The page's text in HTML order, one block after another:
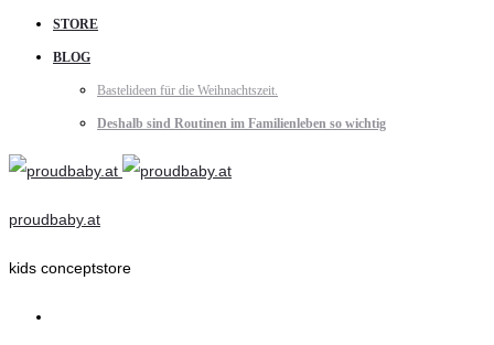
STORE
BLOG
Bastelideen für die Weihnachtszeit.
Deshalb sind Routinen im Familienleben so wichtig
proudbaby.at
kids conceptstore